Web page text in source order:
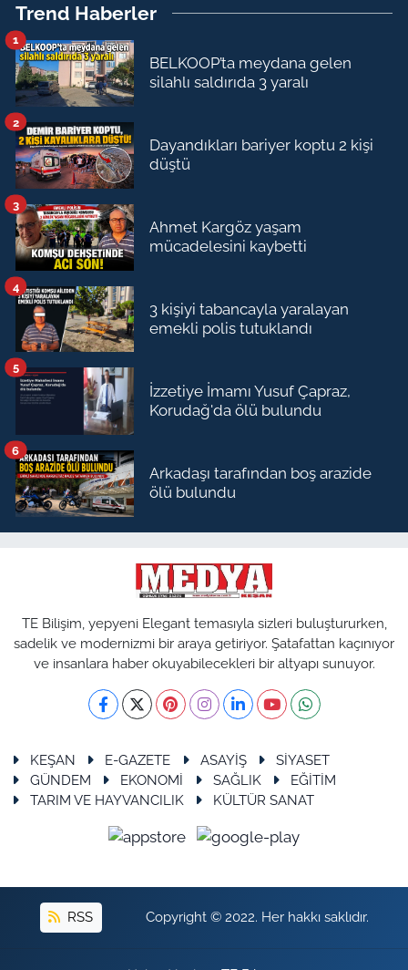
Trend Haberler
BELKOOP’ta meydana gelen
silahlı saldırıda 3 yaralı
1
Dayandıkları bariyer koptu 2 kişi
düştü
2
Ahmet Kargöz yaşam
mücadelesini kaybetti
3
3 kişiyi tabancayla yaralayan
emekli polis tutuklandı
4
İzzetiye İmamı Yusuf Çapraz,
Korudağ'da ölü bulundu
5
Arkadaşı tarafından boş arazide
ölü bulundu
6
TE Bilişim, yepyeni Elegant temasıyla sizleri buluştururken,
sadelik ve modernizmi bir araya getiriyor. Şatafattan kaçınıyor
ve insanlara haber okuyabilecekleri bir altyapı sunuyor.
KEŞAN E-GAZETE ASAYİŞ
SİYASET
GÜNDEM
EKONOMİ SAĞLIK
EĞİTİM
TARIM VE HAYVANCILIK
KÜLTÜR SANAT
RSS Copyright © 2022. Her hakkı saklıdır.